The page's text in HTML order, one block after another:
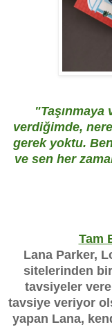
verdiğimde,
gerek yoktu.
ve sen her
Tam
Lana Parker,
sitelerinden
tavsiyeler
tavsiye veriyor
yapan Lana,